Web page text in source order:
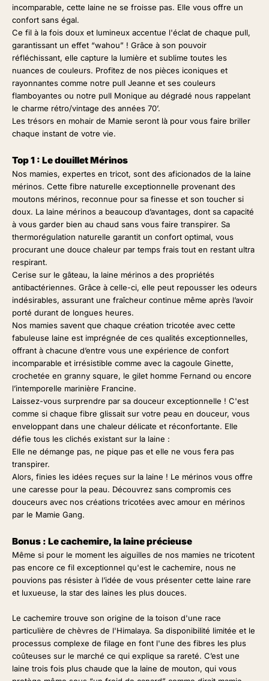
incomparable, cette laine ne se froisse pas. Elle vous offre un
confort sans égal.
Ce fil à la fois doux et lumineux accentue l'éclat de chaque pull,
garantissant un effet “wahou” ! Grâce à son pouvoir
réfléchissant, elle capture la lumière et sublime toutes les
nuances de couleurs. Profitez de nos pièces iconiques et
rayonnantes comme notre pull Jeanne et ses couleurs
flamboyantes ou notre pull Monique au dégradé nous rappelant
le charme rétro/vintage des années 70’.
Les trésors en mohair de Mamie seront là pour vous faire briller
chaque instant de votre vie.
Top 1 : Le douillet Mérinos
Nos mamies, expertes en tricot, sont des aficionados de la laine
mérinos. Cette fibre naturelle exceptionnelle provenant des
moutons mérinos, reconnue pour sa finesse et son toucher si
doux. La laine mérinos a beaucoup d’avantages, dont sa capacité
à vous garder bien au chaud sans vous faire transpirer. Sa
thermorégulation naturelle garantit un confort optimal, vous
procurant une douce chaleur par temps frais tout en restant ultra
respirant.
Cerise sur le gâteau, la laine mérinos a des propriétés
antibactériennes. Grâce à celle-ci, elle peut repousser les odeurs
indésirables, assurant une fraîcheur continue même après l’avoir
porté durant de longues heures.
Nos mamies savent que chaque création tricotée avec cette
fabuleuse laine est imprégnée de ces qualités exceptionnelles,
offrant à chacune d’entre vous une expérience de confort
incomparable et irrésistible comme avec la cagoule Ginette,
crochetée en granny square, le gilet homme Fernand ou encore
l’intemporelle marinière Francine.
Laissez-vous surprendre par sa douceur exceptionnelle ! C'est
comme si chaque fibre glissait sur votre peau en douceur, vous
enveloppant dans une chaleur délicate et réconfortante. Elle
défie tous les clichés existant sur la laine :
Elle ne démange pas, ne pique pas et elle ne vous fera pas
transpirer.
Alors, finies les idées reçues sur la laine ! Le mérinos vous offre
une caresse pour la peau. Découvrez sans compromis ces
douceurs avec nos créations tricotées avec amour en mérinos
par le Mamie Gang.
Bonus : Le cachemire, la laine précieuse
Même si pour le moment les aiguilles de nos mamies ne tricotent
pas encore ce fil exceptionnel qu'est le cachemire, nous ne
pouvions pas résister à l’idée de vous présenter cette laine rare
et luxueuse, la star des laines les plus douces.
Le cachemire trouve son origine de la toison d'une race
particulière de chèvres de l'Himalaya. Sa disponibilité limitée et le
processus complexe de filage en font l'une des fibres les plus
coûteuses sur le marché ce qui explique sa rareté. C’est une
laine trois fois plus chaude que la laine de mouton, qui vous